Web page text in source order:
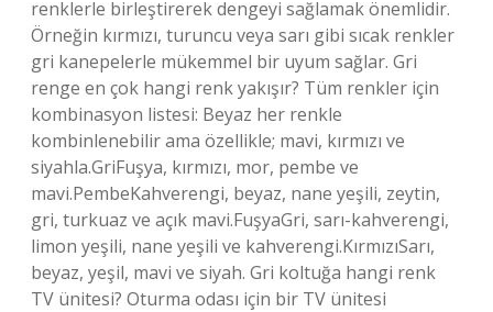
renklerle birleştirerek dengeyi sağlamak önemlidir.
Örneğin kırmızı, turuncu veya sarı gibi sıcak renkler
gri kanepelerle mükemmel bir uyum sağlar. Gri
renge en çok hangi renk yakışır? Tüm renkler için
kombinasyon listesi: Beyaz her renkle
kombinlenebilir ama özellikle; mavi, kırmızı ve
siyahla.GriFuşya, kırmızı, mor, pembe ve
mavi.PembeKahverengi, beyaz, nane yeşili, zeytin,
gri, turkuaz ve açık mavi.FuşyaGri, sarı-kahverengi,
limon yeşili, nane yeşili ve kahverengi.KırmızıSarı,
beyaz, yeşil, mavi ve siyah. Gri koltuğa hangi renk
TV ünitesi? Oturma odası için bir TV ünitesi